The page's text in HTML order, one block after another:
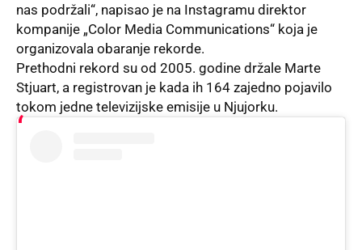
nas podržali“, napisao je na Instagramu direktor
kompanije „Color Media Communications“ koja je
organizovala obaranje rekorde.
Prethodni rekord su od 2005. godine držale Marte
Stjuart, a registrovan je kada ih 164 zajedno pojavilo
tokom jedne televizijske emisije u Njujorku.